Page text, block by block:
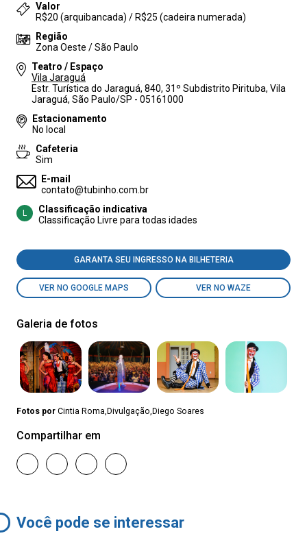
Valor
R$20 (arquibancada) / R$25 (cadeira numerada)
Região
Zona Oeste / São Paulo
Teatro / Espaço
Vila Jaraguá
Estr. Turística do Jaraguá, 840, 31º Subdistrito Pirituba, Vila
Jaraguá, São Paulo/SP - 05161000
Estacionamento
No local
Cafeteria
Sim
E-mail
contato@tubinho.com.br
L
Classificação indicativa
Classificação Livre para todas idades
GARANTA SEU INGRESSO NA BILHETERIA
VER NO GOOGLE MAPS VER NO WAZE
Galeria de fotos
Fotos por Cintia Roma,Divulgação,Diego Soares
Compartilhar em
Você pode se interessar